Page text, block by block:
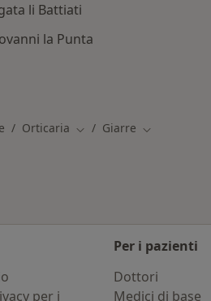
li Battiati
la Punta
Orticaria Cambia città
Giarre Cambia città
per i
Per i pazienti
Dottori
Medici di base